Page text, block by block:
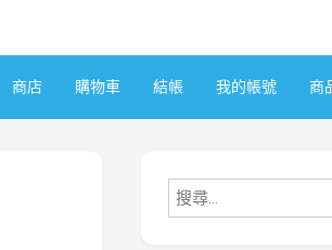
商店 購物車 結帳 我的帳號 商